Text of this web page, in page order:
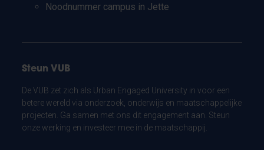
Noodnummer campus in Jette
Steun VUB
De VUB zet zich als Urban Engaged University in voor een
betere wereld via onderzoek, onderwijs en maatschappelijke
projecten. Ga samen met ons dit engagement aan. Steun
onze werking en investeer mee in de maatschappij.